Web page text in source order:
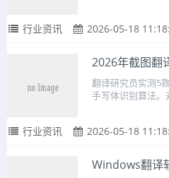
行业资讯 2026-05-18
2026年截图翻
翻译研究员实测5
手写体识别算法。
行业资讯 2026-05-18
Windows翻译